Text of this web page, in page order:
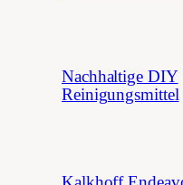
Nachhaltige DIY
Reinigungsmittel